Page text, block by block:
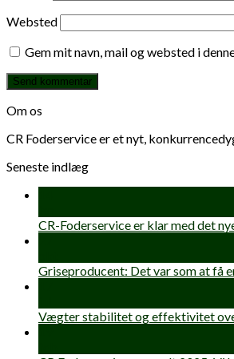
Websted
Gem mit navn, mail og websted i
Om os
CR Foderservice er et nyt,
Seneste indlæg
CR-Foderservice er klar med det
Griseproducent: Det var som at få
Vægter stabilitet og effektivitet